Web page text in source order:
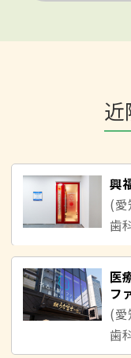
近
興
(愛
歯
医
フ
(愛
歯